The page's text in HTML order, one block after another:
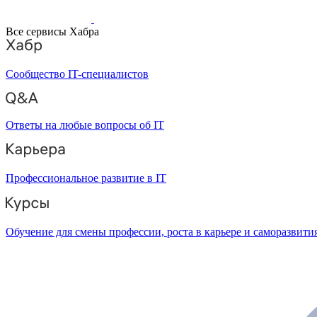
Все сервисы Хабра
Сообщество IT-специалистов
Ответы на любые вопросы об IT
Профессиональное развитие в IT
Обучение для смены профессии, роста в карьере и